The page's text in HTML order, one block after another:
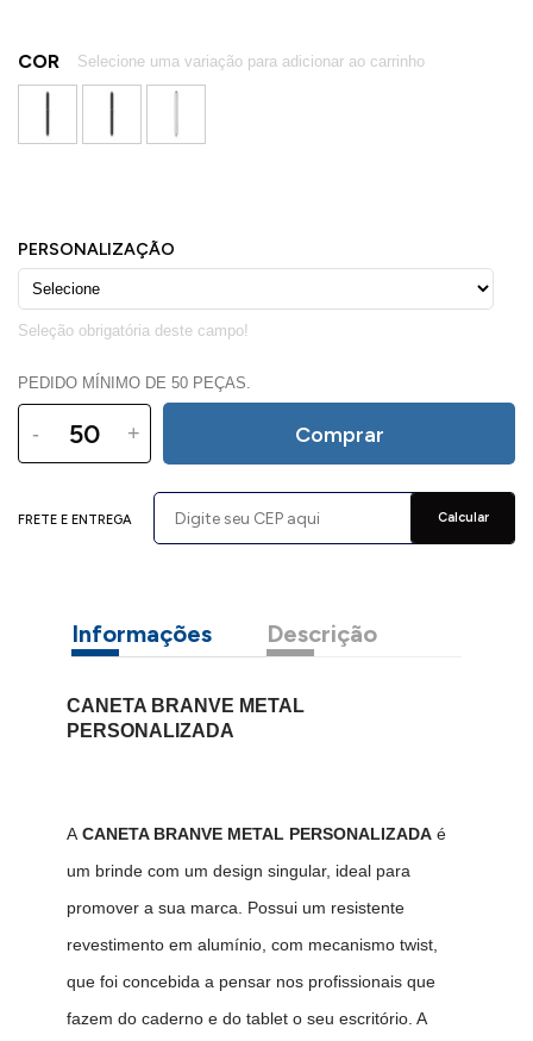
COR
PEDIDO MÍNIMO DE 50 PEÇAS.
- + Comprar
FRETE E ENTREGA Calcular
Informações Descrição
CANETA BRANVE METAL
PERSONALIZADA
ACANETA BRANVE METAL PERSONALIZADAé
um brinde com um design singular, ideal para
promover a sua marca. Possui um resistente
revestimento em alumínio, com mecanismo twist,
que foi concebida a pensar nos profissionais que
fazem do caderno e do tablet o seu escritório. A